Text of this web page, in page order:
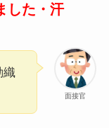
した・汗
面接官
織